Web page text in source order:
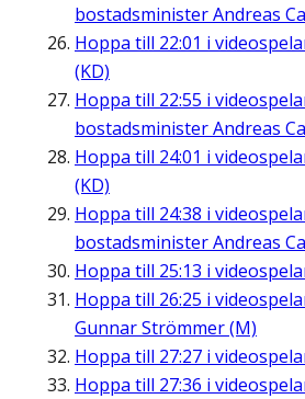
bostadsminister Andreas
Hoppa till 22:01 i
(KD)
Hoppa till 22:55 i
bostadsminister Andreas
Hoppa till 24:01 i
(KD)
Hoppa till 24:38 i
bostadsminister Andreas
Hoppa till 25:13 i
Hoppa till 26:25 i
Gunnar Strömmer (M)
Hoppa till 27:27 i
Hoppa till 27:36 i